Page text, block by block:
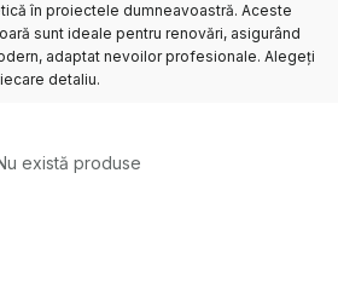
în proiectele dumneavoastră. Aceste
sunt ideale pentru renovări, asigurând
adaptat nevoilor profesionale. Alegeți
detaliu.
există produse